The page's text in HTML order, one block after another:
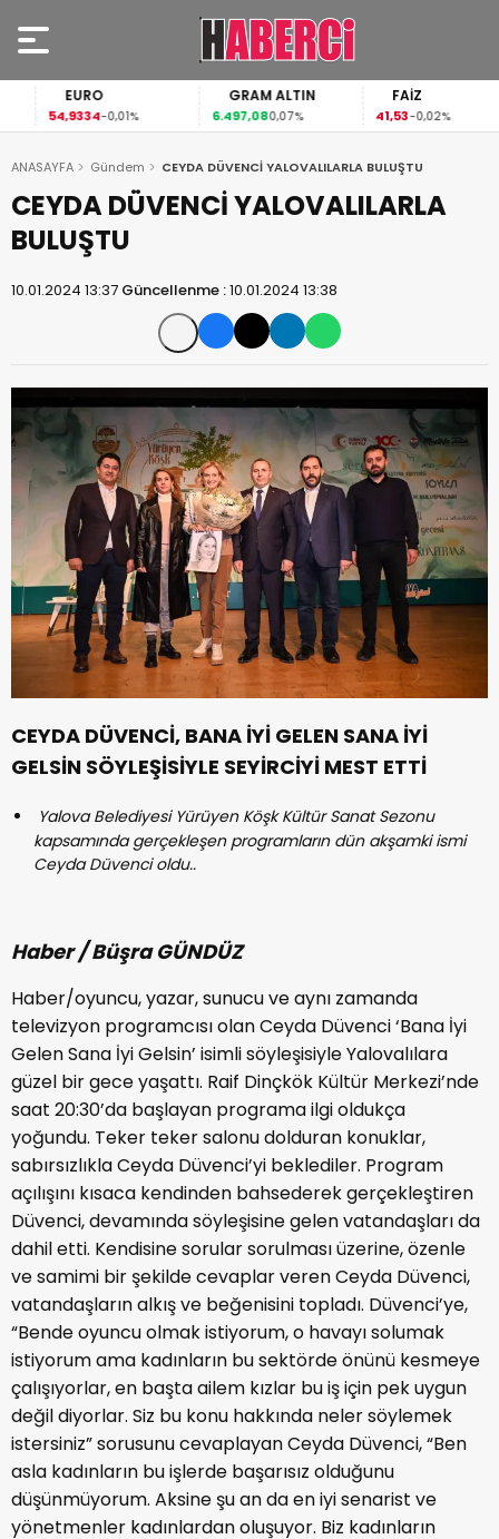
EURO
54,9334-0,01%
GRAM ALTIN
6.497,080,07%
FAİZ
41,53-0,02%
ANASAYFA Gündem CEYDA DÜVENCİ YALOVALILARLA BULUŞTU
CEYDA DÜVENCİ YALOVALILARLA
BULUŞTU
10.01.2024 13:37 Güncellenme :10.01.2024 13:38
CEYDA DÜVENCİ, BANA İYİ GELEN SANA İYİ
GELSİN SÖYLEŞİSİYLE SEYİRCİYİ MEST ETTİ
Yalova Belediyesi Yürüyen Köşk Kültür Sanat Sezonu
kapsamında gerçekleşen programların dün akşamki ismi
Ceyda Düvenci oldu..
Haber / Büşra GÜNDÜZ
Haber/oyuncu, yazar, sunucu ve aynı zamanda
televizyon programcısı olan Ceyda Düvenci ‘Bana İyi
Gelen Sana İyi Gelsin’ isimli söyleşisiyle Yalovalılara
güzel bir gece yaşattı. Raif Dinçkök Kültür Merkezi’nde
saat 20:30’da başlayan programa ilgi oldukça
yoğundu. Teker teker salonu dolduran konuklar,
sabırsızlıkla Ceyda Düvenci’yi beklediler. Program
açılışını kısaca kendinden bahsederek gerçekleştiren
Düvenci, devamında söyleşisine gelen vatandaşları da
dahil etti. Kendisine sorular sorulması üzerine, özenle
ve samimi bir şekilde cevaplar veren Ceyda Düvenci,
vatandaşların alkış ve beğenisini topladı. Düvenci’ye,
“Bende oyuncu olmak istiyorum, o havayı solumak
istiyorum ama kadınların bu sektörde önünü kesmeye
çalışıyorlar, en başta ailem kızlar bu iş için pek uygun
değil diyorlar. Siz bu konu hakkında neler söylemek
istersiniz” sorusunu cevaplayan Ceyda Düvenci, “Ben
asla kadınların bu işlerde başarısız olduğunu
düşünmüyorum. Aksine şu an da en iyi senarist ve
yönetmenler kadınlardan oluşuyor. Biz kadınların